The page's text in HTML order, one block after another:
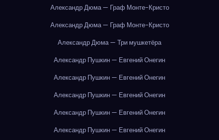
Александр Дюма — Граф Монте-Кристо
Александр Дюма — Граф Монте-Кристо
Александр Дюма — Три мушкетёра
Александр Пушкин — Евгений Онегин
Александр Пушкин — Евгений Онегин
Александр Пушкин — Евгений Онегин
Александр Пушкин — Евгений Онегин
Александр Пушкин — Евгений Онегин